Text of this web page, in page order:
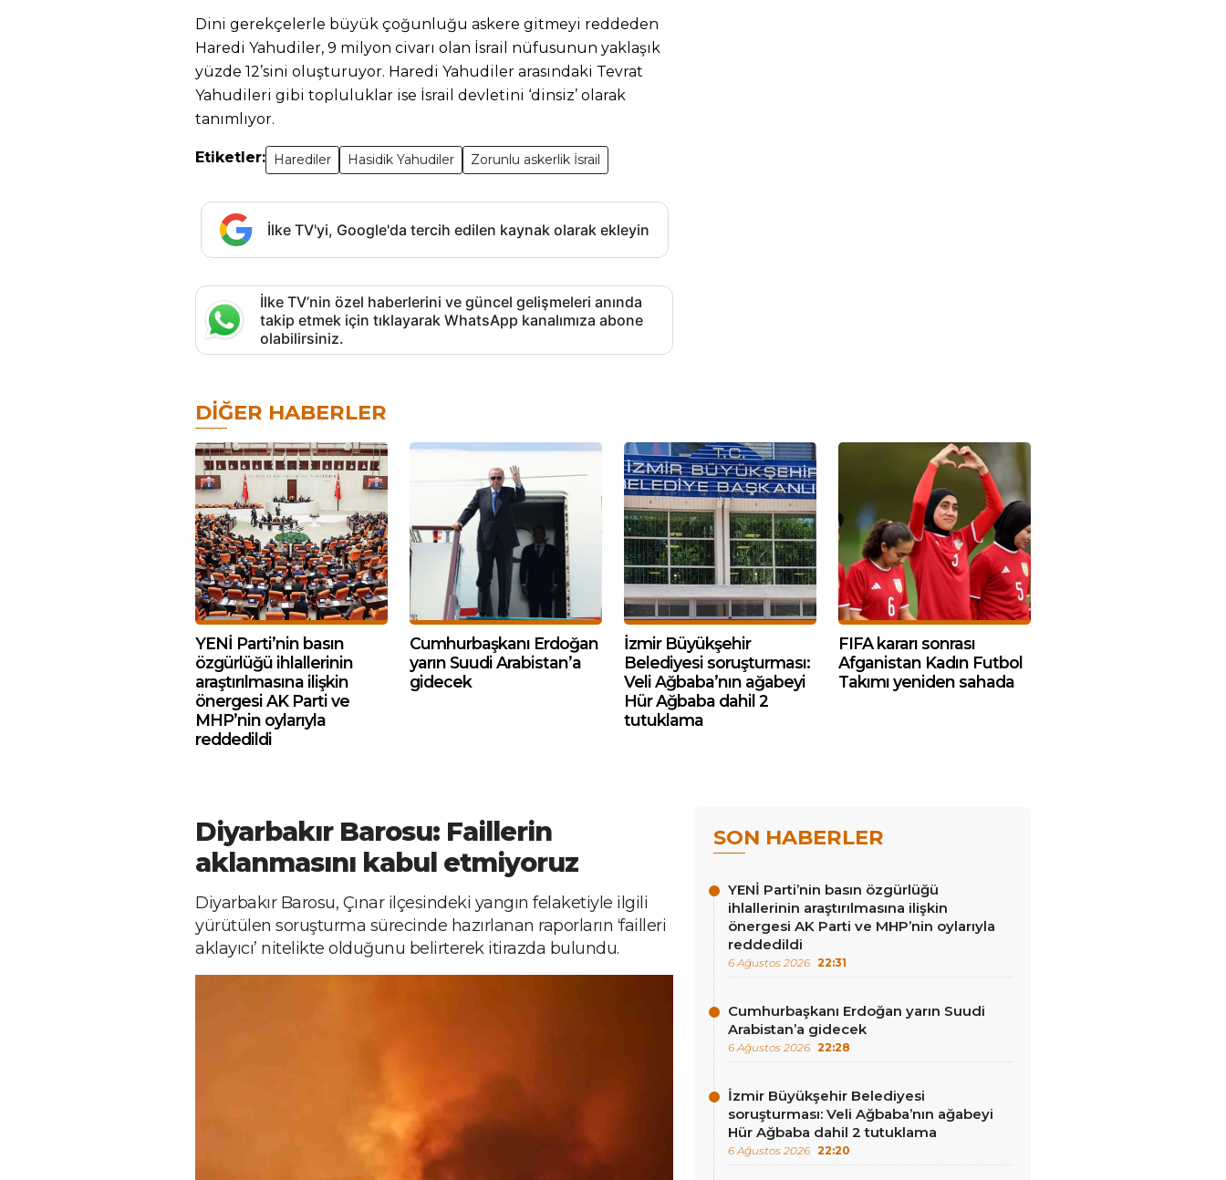
Dini gerekçelerle büyük çoğunluğu askere gitmeyi reddeden
Haredi Yahudiler, 9 milyon civarı olan İsrail nüfusunun yaklaşık
yüzde 12’sini oluşturuyor. Haredi Yahudiler arasındaki Tevrat
Yahudileri gibi topluluklar ise İsrail devletini ‘dinsiz’ olarak
tanımlıyor.
Etiketler: Harediler Hasidik Yahudiler Zorunlu askerlik İsrail
İlke TV'yi, Google'da tercih edilen kaynak olarak ekleyin
İlke TV’nin özel haberlerini ve güncel gelişmeleri anında
takip etmek için tıklayarak WhatsApp kanalımıza abone
olabilirsiniz.
DIĞER HABERLER
YENİ Parti’nin basın
özgürlüğü ihlallerinin
araştırılmasına ilişkin
önergesi AK Parti ve
MHP’nin oylarıyla
reddedildi
Cumhurbaşkanı Erdoğan
yarın Suudi Arabistan’a
gidecek
İzmir Büyükşehir
Belediyesi soruşturması:
Veli Ağbaba’nın ağabeyi
Hür Ağbaba dahil 2
tutuklama
FIFA kararı sonrası
Afganistan Kadın Futbol
Takımı yeniden sahada
Diyarbakır Barosu: Faillerin
aklanmasını kabul etmiyoruz
Diyarbakır Barosu, Çınar ilçesindeki yangın felaketiyle ilgili
yürütülen soruşturma sürecinde hazırlanan raporların ‘failleri
aklayıcı’ nitelikte olduğunu belirterek itirazda bulundu.
SON HABERLER
YENİ Parti’nin basın özgürlüğü
ihlallerinin araştırılmasına ilişkin
önergesi AK Parti ve MHP’nin oylarıyla
reddedildi
6 Ağustos 2026 22:31
Cumhurbaşkanı Erdoğan yarın Suudi
Arabistan’a gidecek
6 Ağustos 2026 22:28
İzmir Büyükşehir Belediyesi
soruşturması: Veli Ağbaba’nın ağabeyi
Hür Ağbaba dahil 2 tutuklama
6 Ağustos 2026 22:20